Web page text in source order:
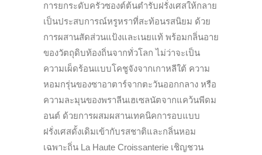
การยกระดับครัวซองต์ต้นตำรับฝรั่งเศสให้กลาย
เป็นประสบการณ์หรูหราที่สะท้อนรสนิยม ด้วย
การผสานสัดส่วนแป้งและเนยแท้ พร้อมกลิ่นอาย
ของวัตถุดิบท้องถิ่นจากทั่วโลก ไม่ว่าจะเป็น
ความเผ็ดร้อนแบบโคชูจังจากเกาหลีใต้ ความ
หอมกรุ่นของซาอาตาร์จากตะวันออกกลาง หรือ
ความละมุนของพราลีนเฮเซลนัตจากแคว้นพีดม
อนต์ ด้วยการผสมผสานเทคนิคการอบแบบ
ฝรั่งเศสดั้งเดิมเข้ากับรสชาติและกลิ่นหอม
เฉพาะถิ่น La Haute Croissanterie เชิญชวน